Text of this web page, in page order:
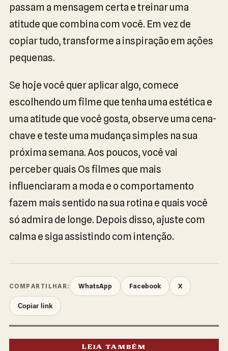
passam a mensagem certa e treinar uma
atitude que combina com você. Em vez de
copiar tudo, transforme a inspiração em ações
pequenas.
Se hoje você quer aplicar algo, comece
escolhendo um filme que tenha uma estética e
uma atitude que você gosta, observe uma cena-
chave e teste uma mudança simples na sua
próxima semana. Aos poucos, você vai
perceber quais Os filmes que mais
influenciaram a moda e o comportamento
fazem mais sentido na sua rotina e quais você
só admira de longe. Depois disso, ajuste com
calma e siga assistindo com intenção.
COMPARTILHAR: WhatsApp Facebook X
Copiar link
LEIA TAMBÉM